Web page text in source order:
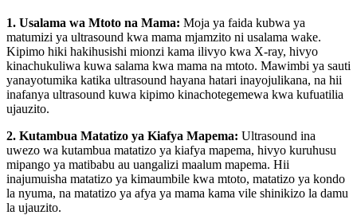
1. Usalama wa Mtoto na Mama: Moja ya faida kubwa ya
matumizi ya ultrasound kwa mama mjamzito ni usalama wake.
Kipimo hiki hakihusishi mionzi kama ilivyo kwa X-ray, hivyo
kinachukuliwa kuwa salama kwa mama na mtoto. Mawimbi ya sauti
yanayotumika katika ultrasound hayana hatari inayojulikana, na hii
inafanya ultrasound kuwa kipimo kinachotegemewa kwa kufuatilia
ujauzito.
2. Kutambua Matatizo ya Kiafya Mapema: Ultrasound ina
uwezo wa kutambua matatizo ya kiafya mapema, hivyo kuruhusu
mipango ya matibabu au uangalizi maalum mapema. Hii
inajumuisha matatizo ya kimaumbile kwa mtoto, matatizo ya kondo
la nyuma, na matatizo ya afya ya mama kama vile shinikizo la damu
la ujauzito.